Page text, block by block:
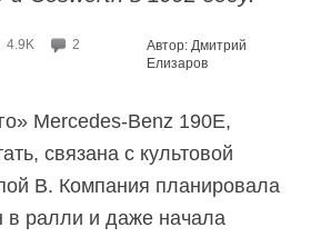
4.9K 2
Автор: Дмитрий
Елизаров
Mercedes-Benz 190E,
связана с культовой
B. Компания планировала
в ралли и даже начала